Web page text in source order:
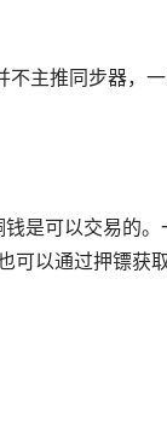
主推同步器，
是可以交易的
可以通过押镖获